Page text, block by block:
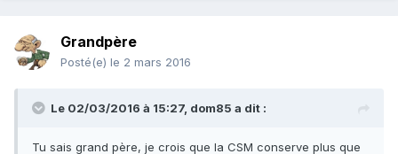
Grandpère
Posté(e) le 2 mars 2016
Le 02/03/2016 à 15:27, dom85 a dit :
Tu sais grand père, je crois que la CSM conserve plus que